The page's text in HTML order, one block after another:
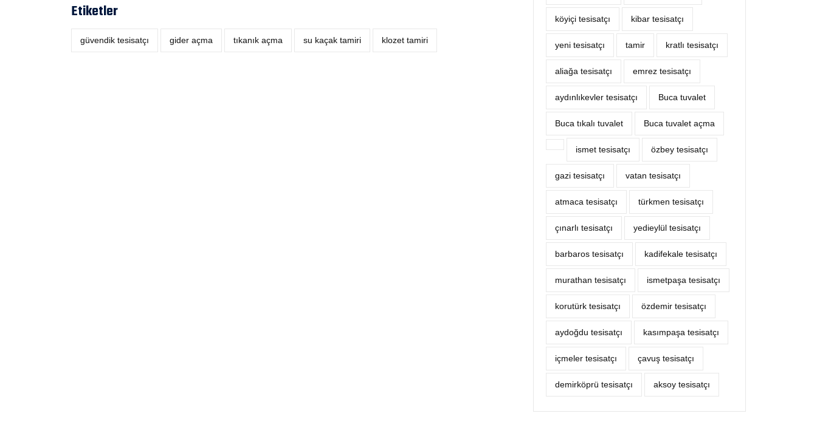
Etiketler
güvendik tesisatçı ‎gider açma tıkanık açma su kaçak tamiri klozet tamiri
köyiçi tesisatçı kibar tesisatçı
yeni tesisatçı tamir kratlı tesisatçı
aliağa tesisatçı emrez tesisatçı
aydınlıkevler tesisatçı Buca tuvalet
Buca tıkalı tuvalet Buca tuvalet açma
ismet tesisatçı özbey tesisatçı
gazi tesisatçı vatan tesisatçı
atmaca tesisatçı türkmen tesisatçı
çınarlı tesisatçı yedieylül tesisatçı
barbaros tesisatçı kadifekale tesisatçı
murathan tesisatçı ismetpaşa tesisatçı
korutürk tesisatçı özdemir tesisatçı
aydoğdu tesisatçı kasımpaşa tesisatçı
içmeler tesisatçı çavuş tesisatçı
demirköprü tesisatçı aksoy tesisatçı